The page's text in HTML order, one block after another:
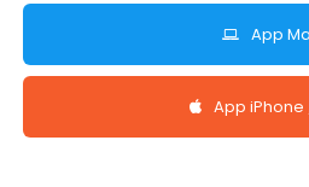
App
App iPhone